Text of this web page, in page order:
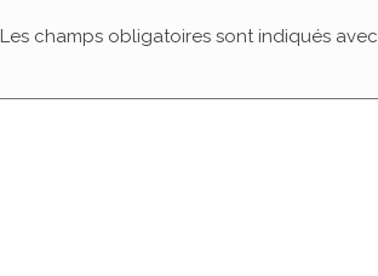
Les champs obligatoires sont indiqués avec